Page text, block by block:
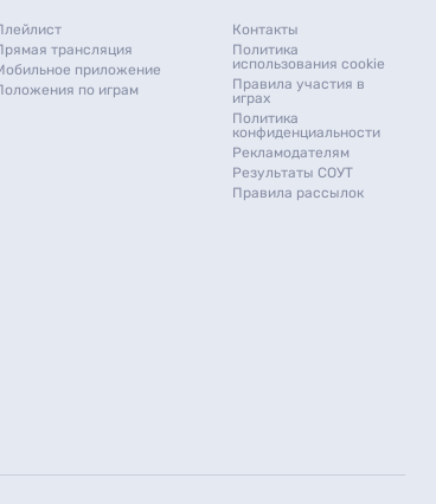
трансляция
приложение
по играм
Контакты
Политика
использования cookie
Правила участия в
играх
Политика
конфиденциальности
Рекламодателям
Результаты СОУТ
Правила рассылок